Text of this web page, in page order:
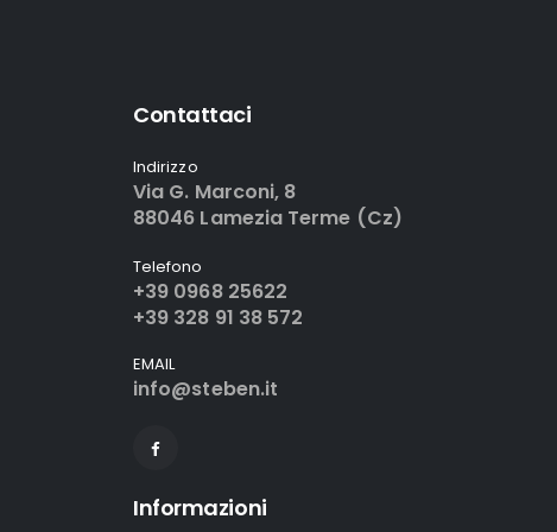
Contattaci
Indirizzo
Via G. Marconi, 8
88046 Lamezia Terme (Cz)
Telefono
+39 0968 25622
+39 328 91 38 572
EMAIL
info@steben.it
Informazioni